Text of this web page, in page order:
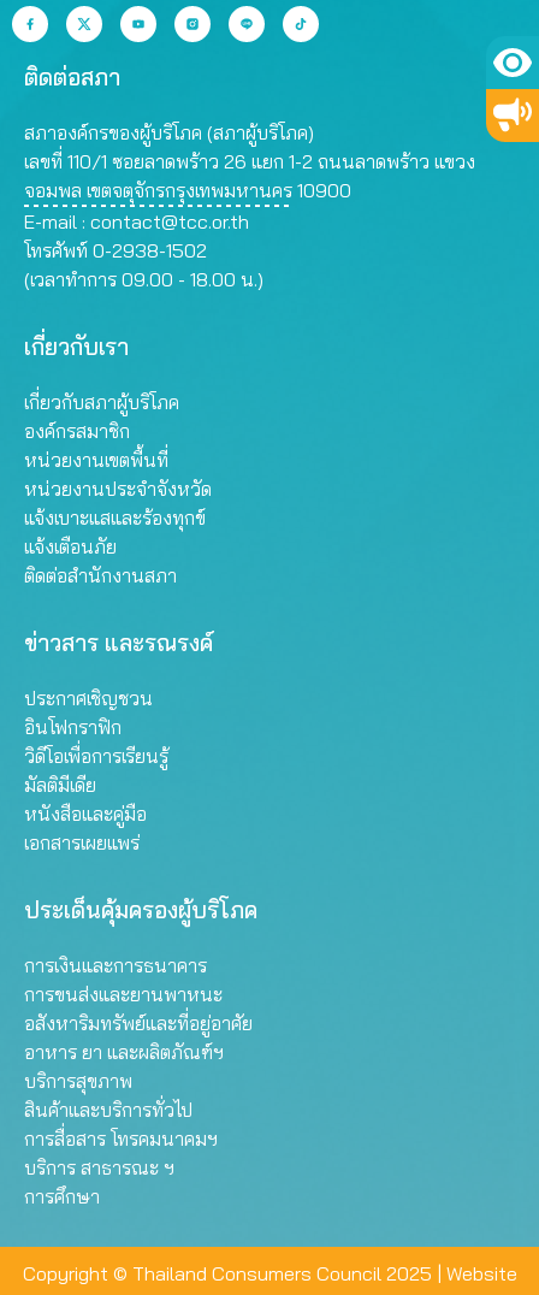
ติดต่อสภา
สภาองค์กรของผู้บริโภค (สภาผู้บริโภค)
เลขที่ 110/1 ซอยลาดพร้าว 26 แยก 1-2 ถนนลาดพร้าว แขวง
จอมพล เขตจตุจักรกรุงเทพมหานคร 10900
E-mail : contact@tcc.or.th
โทรศัพท์ 0-2938-1502
(เวลาทำการ 09.00 - 18.00 น.)
เกี่ยวกับเรา
เกี่ยวกับสภาผู้บริโภค
องค์กรสมาชิก
หน่วยงานเขตพื้นที่
หน่วยงานประจำจังหวัด
แจ้งเบาะแสและร้องทุกข์
แจ้งเตือนภัย
ติดต่อสำนักงานสภา
ข่าวสาร และรณรงค์
ประกาศเชิญชวน
อินโฟกราฟิก
วิดีโอเพื่อการเรียนรู้
มัลติมีเดีย
หนังสือและคู่มือ
เอกสารเผยแพร่
ประเด็นคุ้มครองผู้บริโภค
การเงินและการธนาคาร
การขนส่งและยานพาหนะ
อสังหาริมทรัพย์และที่อยู่อาศัย
อาหาร ยา และผลิตภัณฑ์ฯ
บริการสุขภาพ
สินค้าและบริการทั่วไป
การสื่อสาร โทรคมนาคมฯ
บริการ สาธารณะ ฯ
การศึกษา
Copyright © Thailand Consumers Council 2025 | Website